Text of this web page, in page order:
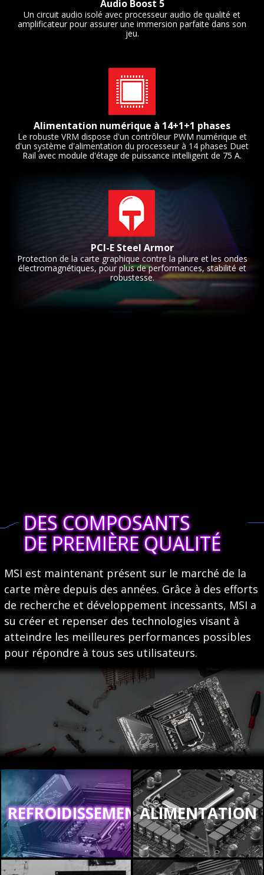
Audio Boost 5
Un circuit audio isolé avec processeur audio de qualité et
amplificateur pour assurer une immersion parfaite dans son
jeu.
Alimentation numérique à 14+1+1 phases
Le robuste VRM dispose d'un contrôleur PWM numérique et
d'un système d'alimentation du processeur à 14 phases Duet
Rail avec module d'étage de puissance intelligent de 75 A.
PCI-E Steel Armor
Protection de la carte graphique contre la pliure et les ondes
électromagnétiques, pour plus de performances, stabilité et
robustesse.
DES COMPOSANTS
DE PREMIÈRE QUALITÉ
MSI est maintenant présent sur le marché de la
carte mère depuis des années. Grâce à des efforts
de recherche et développement incessants, MSI a
su créer et repenser des technologies visant à
atteindre les meilleures performances possibles
pour répondre à tous ses utilisateurs.
REFROIDISSEMENTALIMENTATION